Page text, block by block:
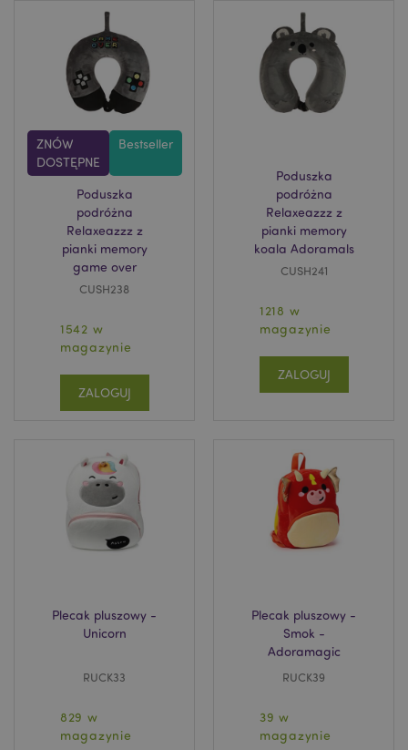
ZNÓW
DOSTĘPNE
Bestseller
Poduszka
podróżna
Relaxeazzz z
pianki memory
game over
CUSH238
1542 w
magazynie
ZALOGUJ
Poduszka
podróżna
Relaxeazzz z
pianki memory
koala Adoramals
CUSH241
1218 w
magazynie
ZALOGUJ
Plecak pluszowy -
Unicorn
RUCK33
829 w
magazynie
Plecak pluszowy -
Smok -
Adoramagic
RUCK39
39 w
magazynie